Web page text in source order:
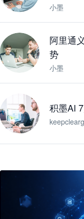
小墨
阿里通
势
小墨
积墨AI